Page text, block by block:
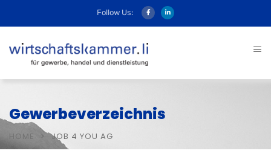
Follow Us:
Gewerbeverzeichnis
HOME JOB 4 YOU AG